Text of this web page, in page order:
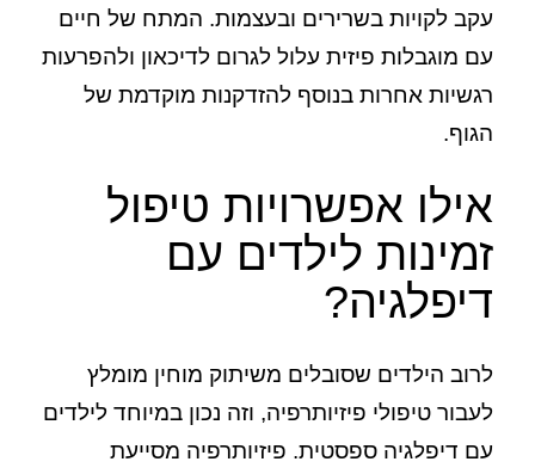
עקב לקויות בשרירים ובעצמות. המתח של חיים
עם מוגבלות פיזית עלול לגרום לדיכאון ולהפרעות
רגשיות אחרות בנוסף להזדקנות מוקדמת של
הגוף.
אילו אפשרויות טיפול
זמינות לילדים עם
דיפלגיה?
לרוב הילדים שסובלים משיתוק מוחין מומלץ
לעבור טיפולי פיזיותרפיה, וזה נכון במיוחד לילדים
עם דיפלגיה ספסטית. פיזיותרפיה מסייעת